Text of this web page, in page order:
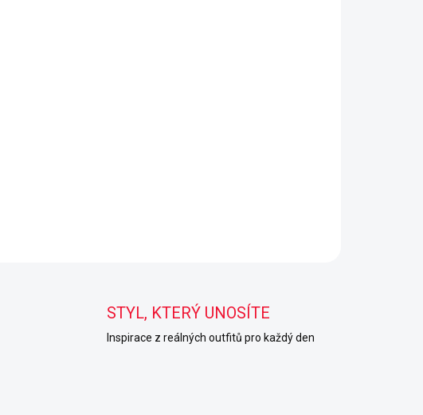
STYL, KTERÝ UNOSÍTE
Inspirace z reálných outfitů pro každý den